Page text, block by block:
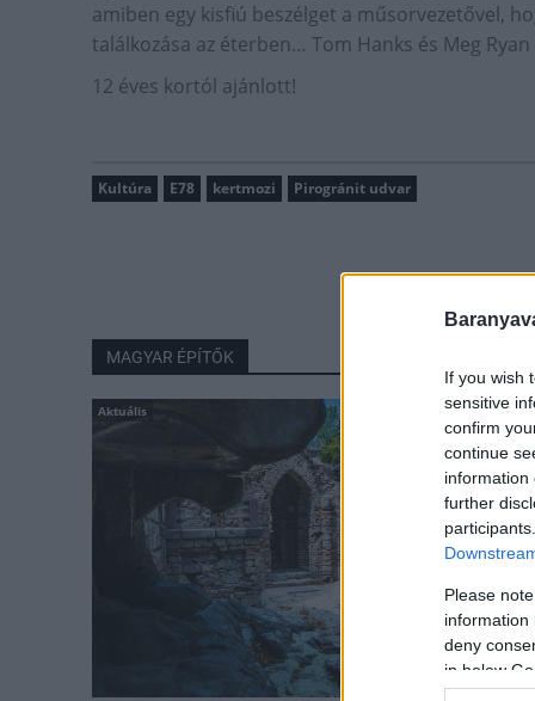
If you wish
sensitive
confirm
continue
information
further
Please
information
deny
in below
amiben egy kisfiú beszélget a műsorvezetővel,
találkozása az éterben… Tom Hanks és Meg
12 éves kortól ajánlott!
Kultúra E78 kertmozi Pirogránit udvar
MAGYAR ÉPÍTŐK
Aktuális